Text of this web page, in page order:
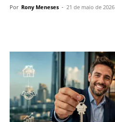
Por Rony Meneses - 21 de maio de 2026